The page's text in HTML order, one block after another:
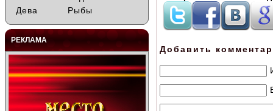
Дева
Рыбы
РЕКЛАМА
Добавить